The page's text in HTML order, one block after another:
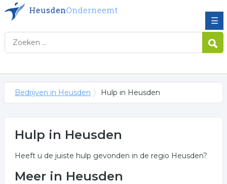
☰
Bedrijven in Heusden Hulp in Heusden
Hulp in Heusden
Heeft u de juiste hulp gevonden in de regio Heusden?
Meer in Heusden